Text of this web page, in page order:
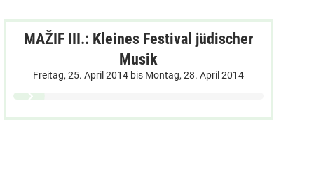
MAŽIF III.: Kleines Festival jüdischer
Musik
Freitag, 25. April 2014 bis Montag, 28. April 2014